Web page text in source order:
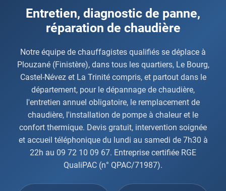
Entretien, diagnostic de panne,
réparation de chaudière
Notre équipe de chauffagistes qualifiés se déplace à
Plouzané (Finistère), dans tous les quartiers, Le Bourg,
Castel-Névez et La Trinité compris, et partout dans le
département, pour le dépannage de chaudière,
l'entretien annuel obligatoire, le remplacement de
chaudière, l'installation de pompe à chaleur et le
confort thermique. Devis gratuit, intervention soignée
et accueil téléphonique du lundi au samedi de 7h30 à
22h au 09 72 10 09 67. Entreprise certifiée RGE
QualiPAC (n° QPAC/71987).